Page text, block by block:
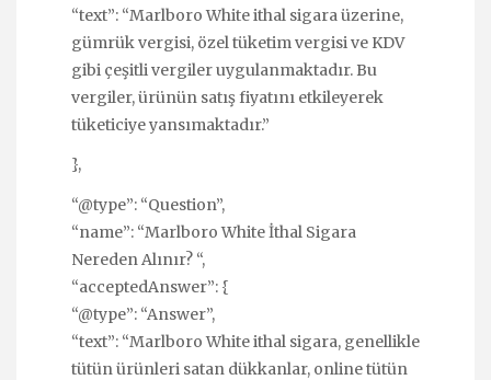
“text”: “Marlboro White ithal sigara üzerine,
gümrük vergisi, özel tüketim vergisi ve KDV
gibi çeşitli vergiler uygulanmaktadır. Bu
vergiler, ürünün satış fiyatını etkileyerek
tüketiciye yansımaktadır.”
},
“@type”: “Question”,
“name”: “Marlboro White İthal Sigara
Nereden Alınır? “,
“acceptedAnswer”: {
“@type”: “Answer”,
“text”: “Marlboro White ithal sigara, genellikle
tütün ürünleri satan dükkanlar, online tütün